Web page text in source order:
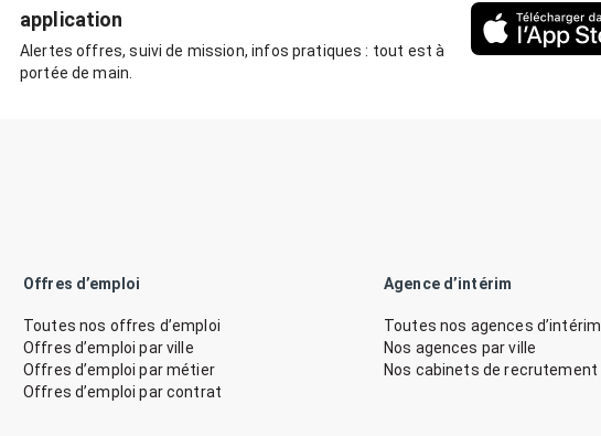
application
Alertes offres, suivi de mission, infos pratiques : tout est à
portée de main.
Offres d’emploi
Toutes nos offres d’emploi
Offres d’emploi par ville
Offres d’emploi par métier
Offres d’emploi par contrat
Agence d’intérim
Toutes nos agences d’intérim
Nos agences par ville
Nos cabinets de recrutement